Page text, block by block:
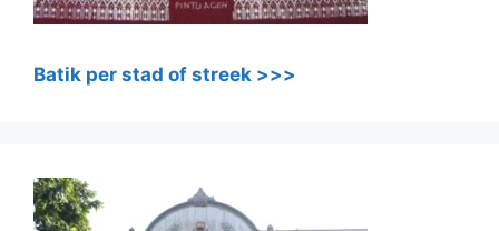
Batik per stad of streek >>>